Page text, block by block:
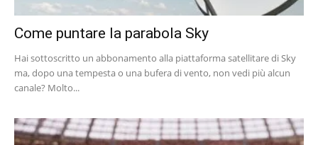
Come puntare la parabola Sky
Hai sottoscritto un abbonamento alla piattaforma satellitare di Sky
ma, dopo una tempesta o una bufera di vento, non vedi più alcun
canale? Molto...